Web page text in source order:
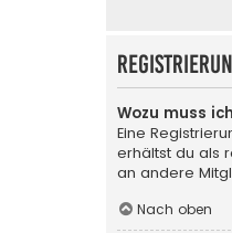
Wozu muss
Eine
erhältst du als
an andere
Nach oben